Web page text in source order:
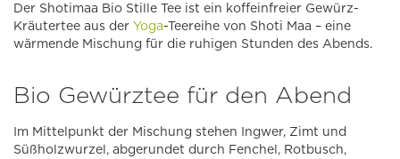
Der Shotimaa Bio Stille Tee ist ein koffeinfreier Gewürz-
Kräutertee aus der Yoga-Teereihe von Shoti Maa – eine
wärmende Mischung für die ruhigen Stunden des Abends.
Bio Gewürztee für den Abend
Im Mittelpunkt der Mischung stehen Ingwer, Zimt und
Süßholzwurzel, abgerundet durch Fenchel, Rotbusch,